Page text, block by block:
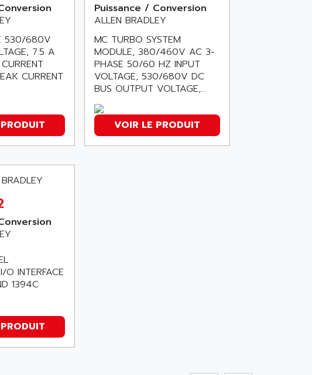
530/680V
7.5 A
CURRENT
Puissance / Conversion
ALLEN BRADLEY
MC TURBO SYSTEM
MODULE, 380/460V AC 3-
PHASE 50/60 HZ INPUT
VOLTAGE, 530/680V DC
BUS OUTPUT VOLTAGE,...
VOIR LE PRODUIT
O INTERFACE
1394C